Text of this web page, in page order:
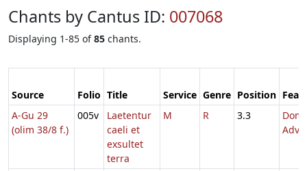
Chants by Cantus ID: 007068
Displaying 1-85 of85 chants.
Source Folio Title Service Genre Position Feast
A-Gu 29
(olim 38/8 f.)
005v
Laetentur
caeli et
exsultet
terra
M R 3.3